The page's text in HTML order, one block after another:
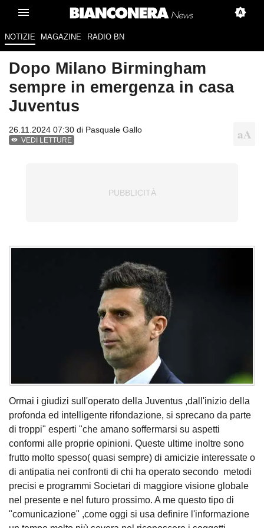
NOTIZIE MAGAZINE RADIO BN
Dopo Milano Birmingham
sempre in emergenza in casa
Juventus
26.11.2024 07:30 di Pasquale Gallo
VEDI LETTURE
Ormai i giudizi sull'operato della Juventus ,dall'inizio della
profonda ed intelligente rifondazione, si sprecano da parte
di troppi" esperti "che amano soffermarsi su aspetti
conformi alle proprie opinioni. Queste ultime inoltre sono
frutto molto spesso( quasi sempre) di amicizie interessate o
di antipatia nei confronti di chi ha operato secondo metodi
precisi e programmi Societari di maggiore visione globale
nel presente e nel futuro prossimo. A me questo tipo di
"comunicazione" ,come oggi si usa definire l'informazione